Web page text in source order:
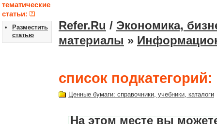
тематические
статьи:
Разместить
статью
Refer.Ru / Экономика,
материалы »
список подкатегорий:
Ценные бумаги: справочники, учебники, каталоги
На этом месте вы